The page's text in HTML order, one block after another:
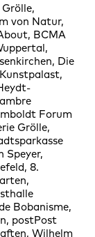
von Natur,
BCMA
Die
Forum
Grölle,
Speyer,
8.
Bobanisme,
postPost
Wilhelm